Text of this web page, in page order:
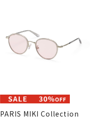
PARIS MIKI Collection